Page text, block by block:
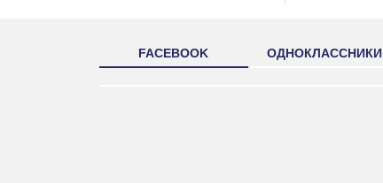
FACEBOOK ОДНОКЛАССНИКИ